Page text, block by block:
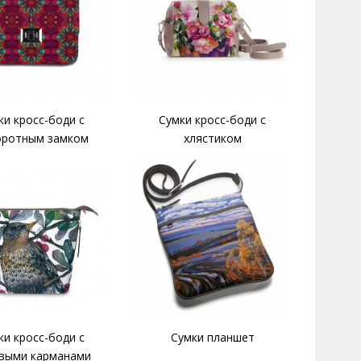
кросс-боди с
замком
Сумки кросс-боди с
хлястиком
кросс-боди с
карманами
Сумки планшет